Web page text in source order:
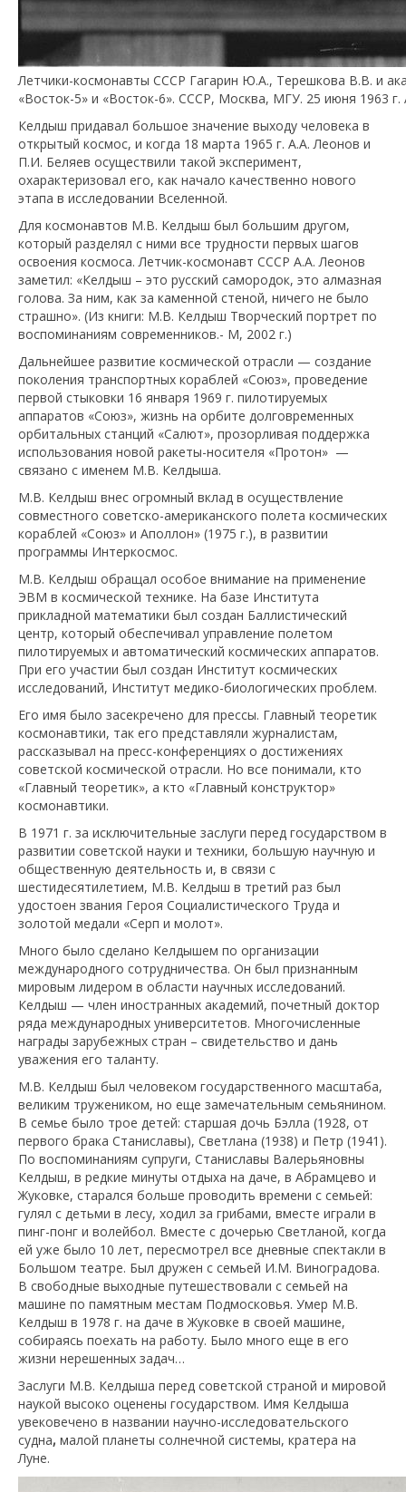
Летчики-космонавты СССР Гагарин Ю.А., Терешкова В.В. и
«Восток-5» и «Восток-6». СССР, Москва, МГУ. 25 июня 1963
Келдыш придавал большое значение выходу человека в
открытый космос, и когда 18 марта 1965 г. А.А. Леонов и
П.И. Беляев осуществили такой эксперимент,
охарактеризовал его, как начало качественно нового
этапа в исследовании Вселенной.
Для космонавтов М.В. Келдыш был большим другом,
который разделял с ними все трудности первых шагов
освоения космоса. Летчик-космонавт СССР А.А. Леонов
заметил: «Келдыш – это русский самородок, это алмазная
голова. За ним, как за каменной стеной, ничего не было
страшно». (Из книги: М.В. Келдыш Творческий портрет по
воспоминаниям современников.- М, 2002 г.)
Дальнейшее развитие космической отрасли — создание
поколения транспортных кораблей «Союз», проведение
первой стыковки 16 января 1969 г. пилотируемых
аппаратов «Союз», жизнь на орбите долговременных
орбитальных станций «Салют», прозорливая поддержка
использования новой ракеты-носителя «Протон» —
связано с именем М.В. Келдыша.
М.В. Келдыш внес огромный вклад в осуществление
совместного советско-американского полета космических
кораблей «Союз» и Аполлон» (1975 г.), в развитии
программы Интеркосмос.
М.В. Келдыш обращал особое внимание на применение
ЭВМ в космической технике. На базе Института
прикладной математики был создан Баллистический
центр, который обеспечивал управление полетом
пилотируемых и автоматический космических аппаратов.
При его участии был создан Институт космических
исследований, Институт медико-биологических проблем.
Его имя было засекречено для прессы. Главный теоретик
космонавтики, так его представляли журналистам,
рассказывал на пресс-конференциях о достижениях
советской космической отрасли. Но все понимали, кто
«Главный теоретик», а кто «Главный конструктор»
космонавтики.
В 1971 г. за исключительные заслуги перед государством в
развитии советской науки и техники, большую научную и
общественную деятельность и, в связи с
шестидесятилетием, М.В. Келдыш в третий раз был
удостоен звания Героя Социалистического Труда и
золотой медали «Серп и молот».
Много было сделано Келдышем по организации
международного сотрудничества. Он был признанным
мировым лидером в области научных исследований.
Келдыш — член иностранных академий, почетный доктор
ряда международных университетов. Многочисленные
награды зарубежных стран – свидетельство и дань
уважения его таланту.
М.В. Келдыш был человеком государственного масштаба,
великим тружеником, но еще замечательным семьянином.
В семье было трое детей: старшая дочь Бэлла (1928, от
первого брака Станиславы), Светлана (1938) и Петр (1941).
По воспоминаниям супруги, Станиславы Валерьяновны
Келдыш, в редкие минуты отдыха на даче, в Абрамцево и
Жуковке, старался больше проводить времени с семьей:
гулял с детьми в лесу, ходил за грибами, вместе играли в
пинг-понг и волейбол. Вместе с дочерью Светланой, когда
ей уже было 10 лет, пересмотрел все дневные спектакли в
Большом театре. Был дружен с семьей И.М. Виноградова.
В свободные выходные путешествовали с семьей на
машине по памятным местам Подмосковья. Умер М.В.
Келдыш в 1978 г. на даче в Жуковке в своей машине,
собираясь поехать на работу. Было много еще в его
жизни нерешенных задач…
Заслуги М.В. Келдыша перед советской страной и мировой
наукой высоко оценены государством. Имя Келдыша
увековечено в названии научно-исследовательского
судна, малой планеты солнечной системы, кратера на
Луне.